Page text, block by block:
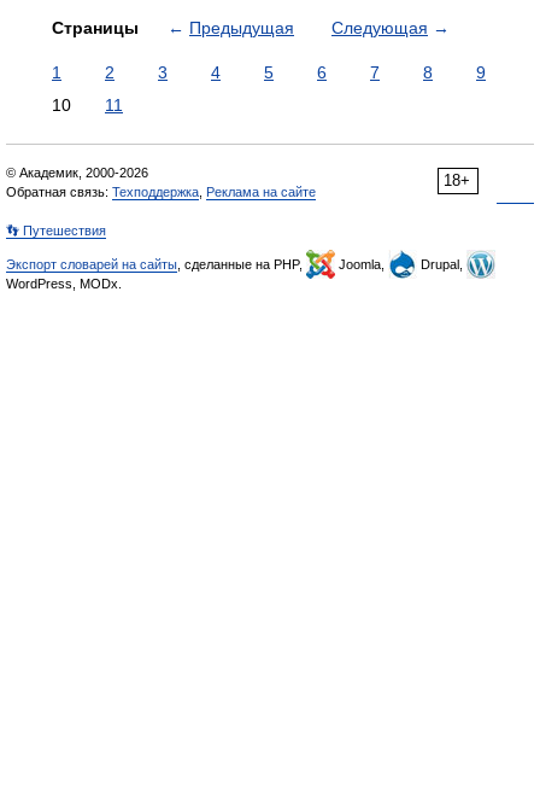
Страницы ← Предыдущая Следующая →
1 2 3 4 5 6 7 8
9
10
11
18+
© Академик, 2000-2026
Обратная связь: Техподдержка Реклама на сайте
👣 Путешествия
Экспорт словарей на сайты , сделанные на PHP, Joomla,
Drupal,
WordPress, MODx.